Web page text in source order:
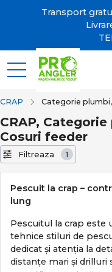
Transport
CRAP Categorie
CRAP,
Cosuri feeder
Filtreaza 1
Pescuit la crap –
lung
Pescuitul la crap este
tehnice stiluri de
dedicat și atenția la
distanțe mari și drilluri